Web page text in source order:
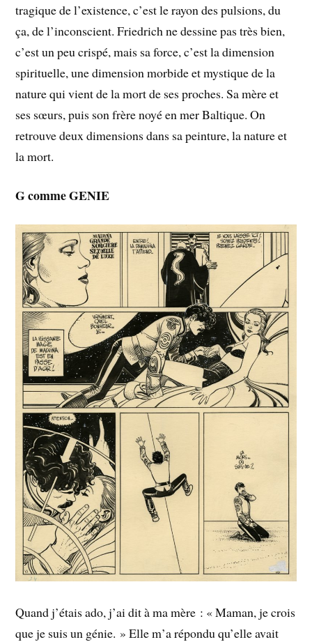
tragique de l’existence, c’est le rayon des pulsions, du
ça, de l’inconscient. Friedrich ne dessine pas très bien,
c’est un peu crispé, mais sa force, c’est la dimension
spirituelle, une dimension morbide et mystique de la
nature qui vient de la mort de ses proches. Sa mère et
ses sœurs, puis son frère noyé en mer Baltique. On
retrouve deux dimensions dans sa peinture, la nature et
la mort.
G comme GENIE
Quand j’étais ado, j’ai dit à ma mère : « Maman, je crois
que je suis un génie. » Elle m’a répondu qu’elle avait